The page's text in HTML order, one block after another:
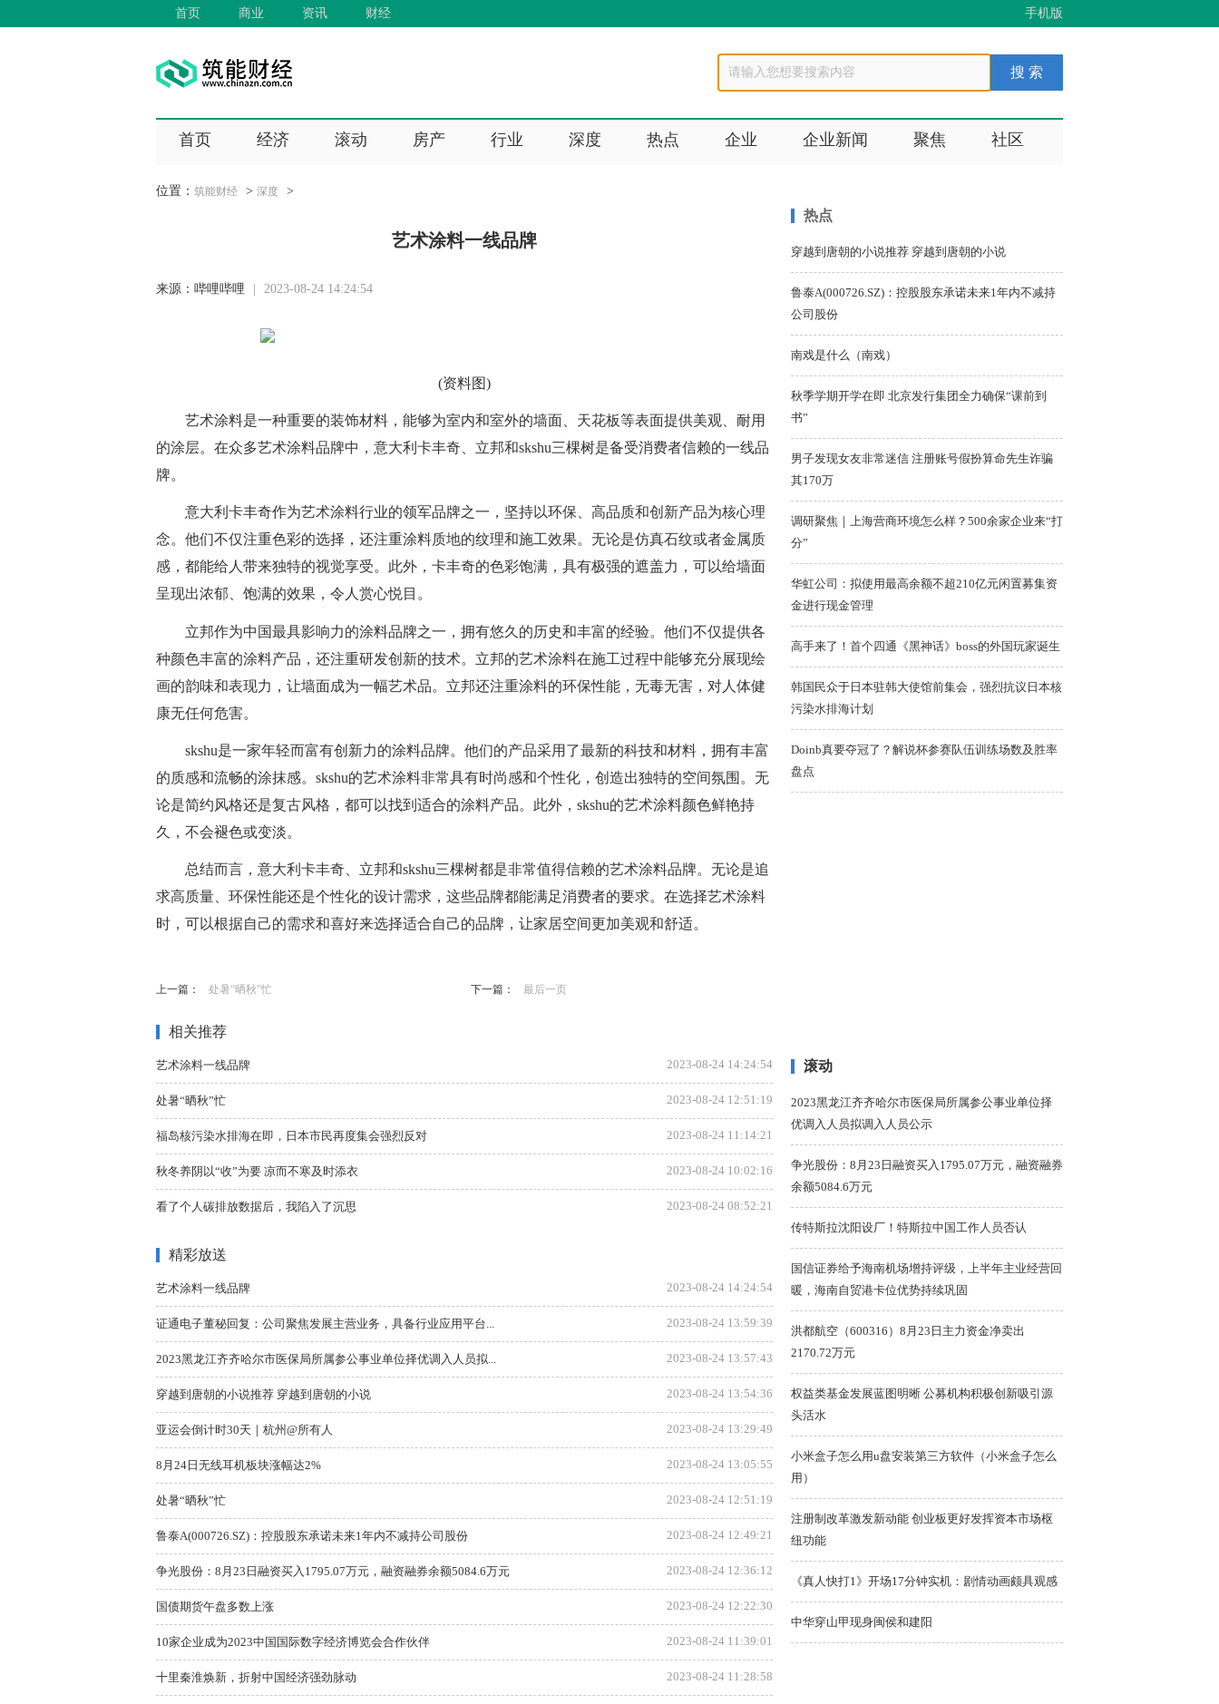
首页 商业 资讯 财经 手机版
首页 经济 滚动 房产 行业 深度 热点 企业 企业新闻 聚焦 社区
位置： 筑能财经 > 深度 >
艺术涂料一线品牌
来源： 哔哩哔哩 2023-08-24 14:24:54
(资料图)
艺术涂料是一种重要的装饰材料，能够为室内和室外的墙面、天花板等表面提供美观、耐用
的涂层。在众多艺术涂料品牌中，意大利卡丰奇、立邦和skshu三棵树是备受消费者信赖的一线品
牌。
意大利卡丰奇作为艺术涂料行业的领军品牌之一，坚持以环保、高品质和创新产品为核心理
念。他们不仅注重色彩的选择，还注重涂料质地的纹理和施工效果。无论是仿真石纹或者金属质
感，都能给人带来独特的视觉享受。此外，卡丰奇的色彩饱满，具有极强的遮盖力，可以给墙面
呈现出浓郁、饱满的效果，令人赏心悦目。
立邦作为中国最具影响力的涂料品牌之一，拥有悠久的历史和丰富的经验。他们不仅提供各
种颜色丰富的涂料产品，还注重研发创新的技术。立邦的艺术涂料在施工过程中能够充分展现绘
画的韵味和表现力，让墙面成为一幅艺术品。立邦还注重涂料的环保性能，无毒无害，对人体健
康无任何危害。
skshu是一家年轻而富有创新力的涂料品牌。他们的产品采用了最新的科技和材料，拥有丰富
的质感和流畅的涂抹感。skshu的艺术涂料非常具有时尚感和个性化，创造出独特的空间氛围。无
论是简约风格还是复古风格，都可以找到适合的涂料产品。此外，skshu的艺术涂料颜色鲜艳持
久，不会褪色或变淡。
总结而言，意大利卡丰奇、立邦和skshu三棵树都是非常值得信赖的艺术涂料品牌。无论是追
求高质量、环保性能还是个性化的设计需求，这些品牌都能满足消费者的要求。在选择艺术涂料
时，可以根据自己的需求和喜好来选择适合自己的品牌，让家居空间更加美观和舒适。
上一篇： 处暑“晒秋”忙 下一篇： 最后一页
相关推荐
艺术涂料一线品牌 2023-08-24 14:24:54
处暑“晒秋”忙 2023-08-24 12:51:19
福岛核污染水排海在即，日本市民再度集会强烈反对 2023-08-24 11:14:21
秋冬养阴以“收”为要 凉而不寒及时添衣 2023-08-24 10:02:16
看了个人碳排放数据后，我陷入了沉思 2023-08-24 08:52:21
精彩放送
艺术涂料一线品牌 2023-08-24 14:24:54
证通电子董秘回复：公司聚焦发展主营业务，具备行业应用平台... 2023-08-24 13:59:39
2023黑龙江齐齐哈尔市医保局所属参公事业单位择优调入人员拟... 2023-08-24 13:57:43
穿越到唐朝的小说推荐 穿越到唐朝的小说 2023-08-24 13:54:36
亚运会倒计时30天｜杭州@所有人 2023-08-24 13:29:49
8月24日无线耳机板块涨幅达2% 2023-08-24 13:05:55
处暑“晒秋”忙 2023-08-24 12:51:19
鲁泰A(000726.SZ)：控股股东承诺未来1年内不减持公司股份 2023-08-24 12:49:21
争光股份：8月23日融资买入1795.07万元，融资融券余额5084.6万元 2023-08-24 12:36:12
国债期货午盘多数上涨 2023-08-24 12:22:30
10家企业成为2023中国国际数字经济博览会合作伙伴 2023-08-24 11:39:01
十里秦淮焕新，折射中国经济强劲脉动 2023-08-24 11:28:58
热点
穿越到唐朝的小说推荐 穿越到唐朝的小说
鲁泰A(000726.SZ)：控股股东承诺未来1年内不减持
公司股份
南戏是什么（南戏）
秋季学期开学在即 北京发行集团全力确保“课前到
书”
男子发现女友非常迷信 注册账号假扮算命先生诈骗
其170万
调研聚焦｜上海营商环境怎么样？500余家企业来“打
分”
华虹公司：拟使用最高余额不超210亿元闲置募集资
金进行现金管理
高手来了！首个四通《黑神话》boss的外国玩家诞生
韩国民众于日本驻韩大使馆前集会，强烈抗议日本核
污染水排海计划
Doinb真要夺冠了？解说杯参赛队伍训练场数及胜率
盘点
滚动
2023黑龙江齐齐哈尔市医保局所属参公事业单位择
优调入人员拟调入人员公示
争光股份：8月23日融资买入1795.07万元，融资融券
余额5084.6万元
传特斯拉沈阳设厂！特斯拉中国工作人员否认
国信证券给予海南机场增持评级，上半年主业经营回
暖，海南自贸港卡位优势持续巩固
洪都航空（600316）8月23日主力资金净卖出
2170.72万元
权益类基金发展蓝图明晰 公募机构积极创新吸引源
头活水
小米盒子怎么用u盘安装第三方软件（小米盒子怎么
用）
注册制改革激发新动能 创业板更好发挥资本市场枢
纽功能
《真人快打1》开场17分钟实机：剧情动画颇具观感
中华穿山甲现身闽侯和建阳